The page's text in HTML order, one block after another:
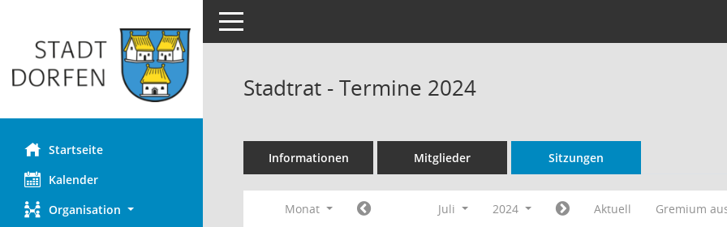
Startseite
Kalender
Organisation
Toggle navigation
Stadtrat - Termine 2024
Informationen Mitglieder Sitzungen
Monat Juli 2024 Aktuell Gremium